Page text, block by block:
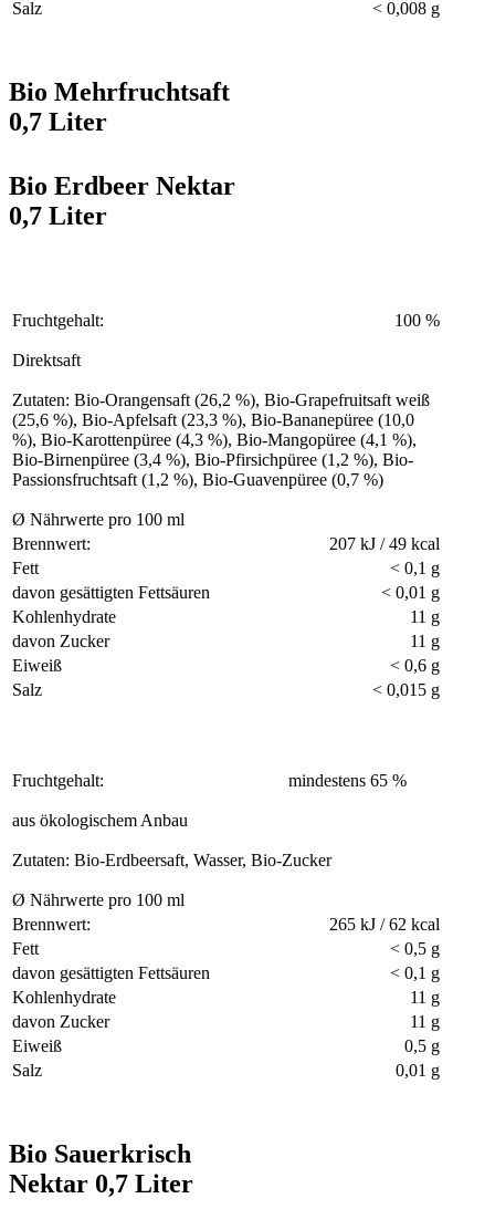
Salz
< 0,008 g
Bio Mehrfruchtsaft
0,7 Liter
Bio Erdbeer Nektar
0,7 Liter
Fruchtgehalt: 100 %
Direktsaft
Zutaten: Bio-Orangensaft (26,2 %), Bio-Grapefruitsaft weiß
(25,6 %), Bio-Apfelsaft (23,3 %), Bio-Bananepüree (10,0
%), Bio-Karottenpüree (4,3 %), Bio-Mangopüree (4,1 %),
Bio-Birnenpüree (3,4 %), Bio-Pfirsichpüree (1,2 %), Bio-
Passionsfruchtsaft (1,2 %), Bio-Guavenpüree (0,7 %)
Ø Nährwerte pro 100 ml
Brennwert:
207 kJ / 49 kcal
Fett
< 0,1 g
davon gesättigten Fettsäuren
< 0,01 g
Kohlenhydrate
11 g
davon Zucker
11 g
Eiweiß
< 0,6 g
Salz
< 0,015 g
Fruchtgehalt: mindestens 65 %
aus ökologischem Anbau
Zutaten: Bio-Erdbeersaft, Wasser, Bio-Zucker
Ø Nährwerte pro 100 ml
Brennwert:
265 kJ / 62 kcal
Fett
< 0,5 g
davon gesättigten Fettsäuren
< 0,1 g
Kohlenhydrate
11 g
davon Zucker
11 g
Eiweiß
0,5 g
Salz
0,01 g
Bio Sauerkrisch
Nektar 0,7 Liter